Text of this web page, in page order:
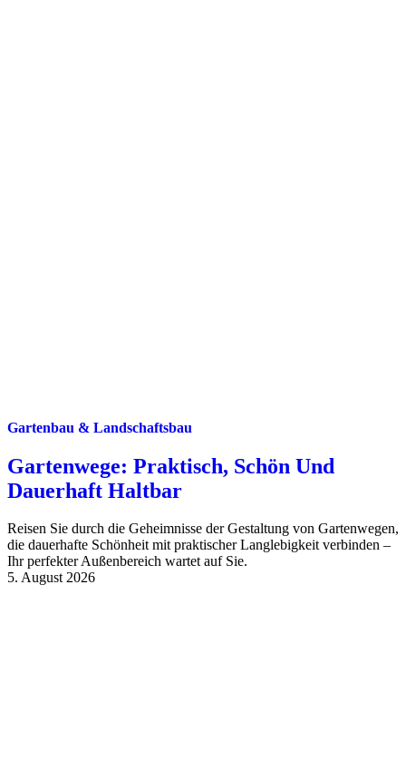
Gartenbau & Landschaftsbau
Gartenwege: Praktisch, Schön Und
Dauerhaft Haltbar
Reisen Sie durch die Geheimnisse der Gestaltung von Gartenwegen,
die dauerhafte Schönheit mit praktischer Langlebigkeit verbinden –
Ihr perfekter Außenbereich wartet auf Sie.
5. August 2026